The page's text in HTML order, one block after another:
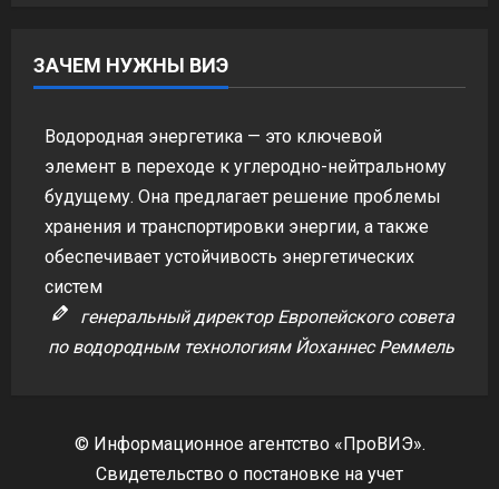
ЗАЧЕМ НУЖНЫ ВИЭ
Водородная энергетика — это ключевой
элемент в переходе к углеродно-нейтральному
будущему. Она предлагает решение проблемы
хранения и транспортировки энергии, а также
обеспечивает устойчивость энергетических
систем
генеральный директор Европейского совета
по водородным технологиям Йоханнес Реммель
© Информационное агентство «ПроВИЭ».
Свидетельство о постановке на учет